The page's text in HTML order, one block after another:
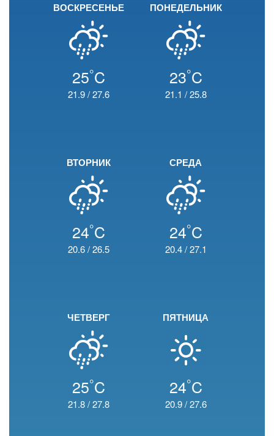
ВОСКРЕСЕНЬЕ
25°C
21.9/27.6
ПОНЕДЕЛЬНИК
23°C
21.1 /25.8
ВТОРНИК
24°C
20.6/26.5
СРЕДА
24°C
20.4/27.1
ЧЕТВЕРГ
25°C
21.8/27.8
ПЯТНИЦА
24°C
20.9/27.6